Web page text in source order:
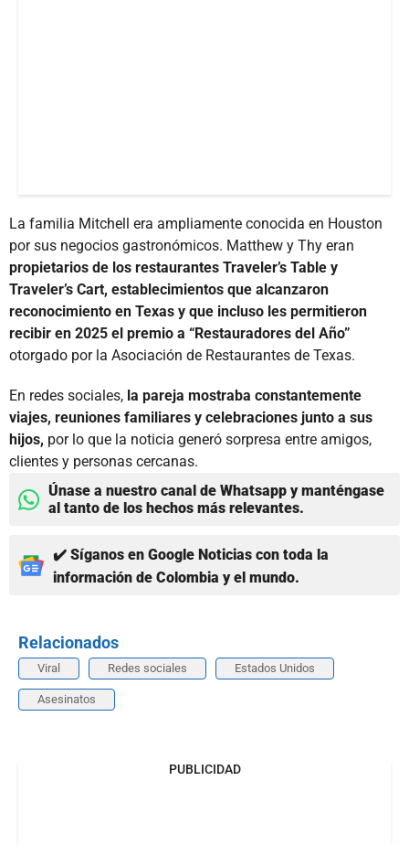
La familia Mitchell era ampliamente conocida en Houston
por sus negocios gastronómicos. Matthew y Thy eran
propietarios de los restaurantes Traveler’s Table y
Traveler’s Cart, establecimientos que alcanzaron
reconocimiento en Texas y que incluso les permitieron
recibir en 2025 el premio a “Restauradores del Año”
otorgado por la Asociación de Restaurantes de Texas.
En redes sociales, la pareja mostraba constantemente
viajes, reuniones familiares y celebraciones junto a sus
hijos, por lo que la noticia generó sorpresa entre amigos,
clientes y personas cercanas.
Únase a nuestro canal de Whatsapp y manténgase
al tanto de los hechos más relevantes.
✔️ Síganos en Google Noticias con toda la
información de Colombia y el mundo.
Relacionados
Viral Redes sociales Estados Unidos
Asesinatos
PUBLICIDAD